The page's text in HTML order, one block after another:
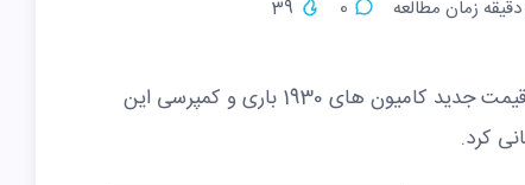
دقیقه زمان مطالعه 0
شرکت ایران خودرو دیزل امروز دوشنبه قیمت جدید کامیون های 1930 باری و کمپرسی این